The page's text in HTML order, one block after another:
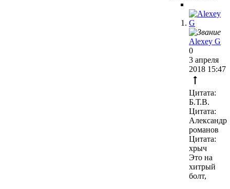
Alexey G
0
3 апреля
2018 15:47
Цитата:
Б.Т.В.
Цитата:
Александр
романов
Цитата:
хрыч
Это на
хитрый
болт,